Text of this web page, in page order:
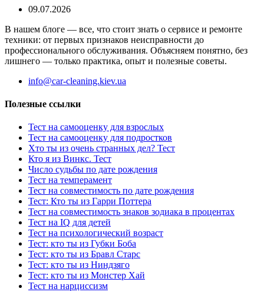
09.07.2026
В нашем блоге — все, что стоит знать о сервисе и ремонте
техники: от первых признаков неисправности до
профессионального обслуживания. Объясняем понятно, без
лишнего — только практика, опыт и полезные советы.
info@car-cleaning.kiev.ua
Полезные ссылки
Тест на самооценку для взрослых
Тест на самооценку для подростков
Хто ты из очень странных дел? Тест
Кто я из Винкс. Тест
Число судьбы по дате рождения
Тест на темперамент
Тест на совместимость по дате рождения
Тест: Кто ты из Гарри Поттера
Тест на совместимость знаков зодиака в процентах
Тест на IQ для детей
Тест на психологический возраст
Тест: кто ты из Губки Боба
Тест: кто ты из Бравл Старс
Тест: кто ты из Ниндзяго
Тест: кто ты из Монстер Хай
Тест на нарциссизм